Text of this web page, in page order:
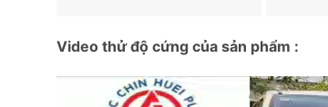
Video thử độ cứng của sản phẩm :